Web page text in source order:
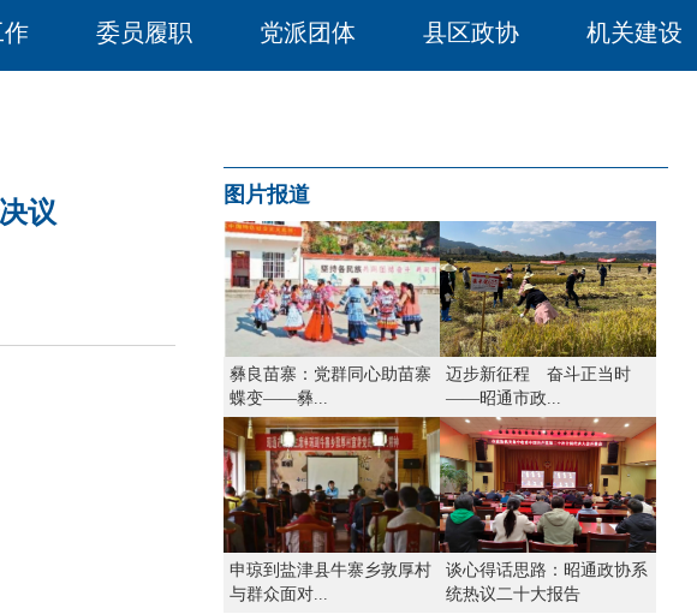
作 委员履职 党派团体 县区政协 机关建设
议
图片报道
彝良苗寨：党群同心助苗寨
蝶变——彝...
迈步新征程 奋斗正当时
——昭通市政...
申琼到盐津县牛寨乡敦厚村
与群众面对...
谈心得话思路：昭通政协系
统热议二十大报告